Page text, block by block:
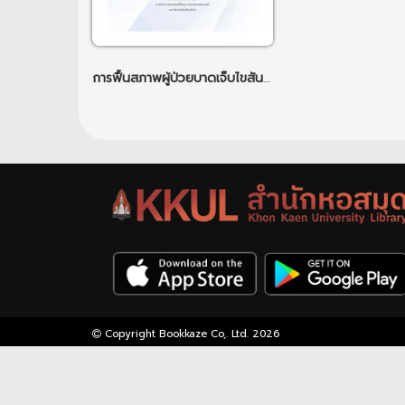
การฟื้นสภาพผู้ป่วยบาดเจ็บไขสันหลังโดยวิธีทางกายภาพบำบัด
Copyright Bookkaze Co,. Ltd. 2026